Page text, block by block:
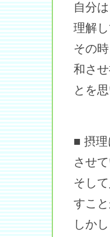
自分
理解
その
和さ
とを
■ 摂
させ
そし
すこ
しか